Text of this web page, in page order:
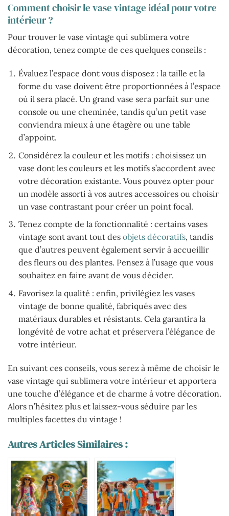
Comment choisir le vase vintage idéal pour votre
intérieur ?
Pour trouver le vase vintage qui sublimera votre
décoration, tenez compte de ces quelques conseils :
Évaluez l’espace dont vous disposez : la taille et la
forme du vase doivent être proportionnées à l’espace
où il sera placé. Un grand vase sera parfait sur une
console ou une cheminée, tandis qu’un petit vase
conviendra mieux à une étagère ou une table
d’appoint.
Considérez la couleur et les motifs : choisissez un
vase dont les couleurs et les motifs s’accordent avec
votre décoration existante. Vous pouvez opter pour
un modèle assorti à vos autres accessoires ou choisir
un vase contrastant pour créer un point focal.
Tenez compte de la fonctionnalité : certains vases
vintage sont avant tout des objets décoratifs, tandis
que d’autres peuvent également servir à accueillir
des fleurs ou des plantes. Pensez à l’usage que vous
souhaitez en faire avant de vous décider.
Favorisez la qualité : enfin, privilégiez les vases
vintage de bonne qualité, fabriqués avec des
matériaux durables et résistants. Cela garantira la
longévité de votre achat et préservera l’élégance de
votre intérieur.
En suivant ces conseils, vous serez à même de choisir le
vase vintage qui sublimera votre intérieur et apportera
une touche d’élégance et de charme à votre décoration.
Alors n’hésitez plus et laissez-vous séduire par les
multiples facettes du vintage !
Autres Articles Similaires :